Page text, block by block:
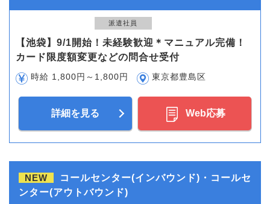
派遣社員
【池袋】9/1開始！未経験歓迎＊マニュアル完備！
カード限度額変更などの問合せ受付
時給 1,800円～1,800円 東京都豊島区
詳細を見る Web応募
NEW
コールセンター(インバウンド)・コールセ
ンター(アウトバウンド)